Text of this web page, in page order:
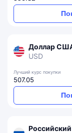
Доллар
USD
Лучший курс покупки
507.05